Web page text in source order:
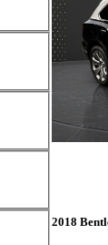
2018